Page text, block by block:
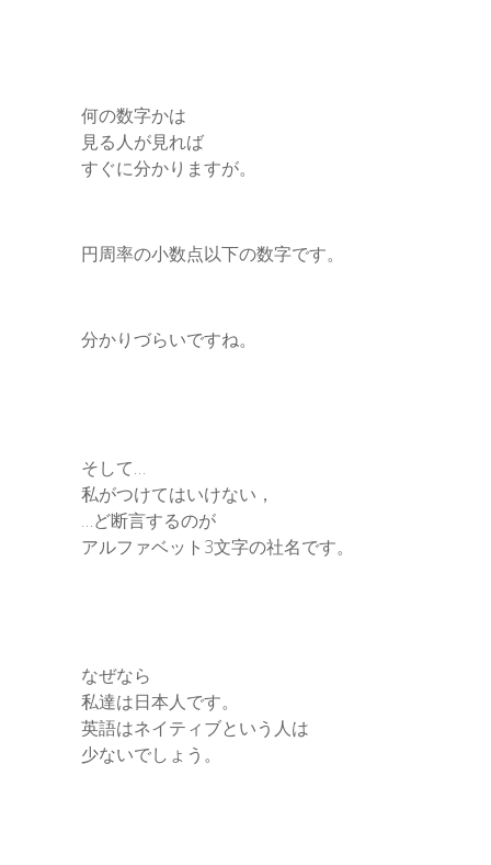
何の数字かは
見る人が見れば
すぐに分かりますが。
円周率の小数点以下の数字です。
分かりづらいですね。
そして…
私がつけてはいけない，
…ど断言するのが
アルファベット3文字の社名です。
なぜなら
私達は日本人です。
英語はネイティブという人は
少ないでしょう。